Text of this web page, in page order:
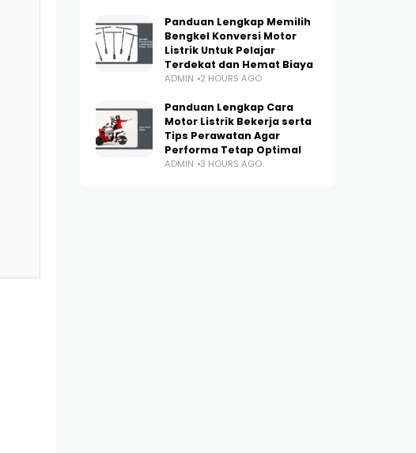
Panduan Lengkap Memilih
Bengkel Konversi Motor
Listrik Untuk Pelajar
Terdekat dan Hemat Biaya
ADMIN 2 HOURS AGO
Panduan Lengkap Cara
Motor Listrik Bekerja serta
Tips Perawatan Agar
Performa Tetap Optimal
ADMIN 3 HOURS AGO